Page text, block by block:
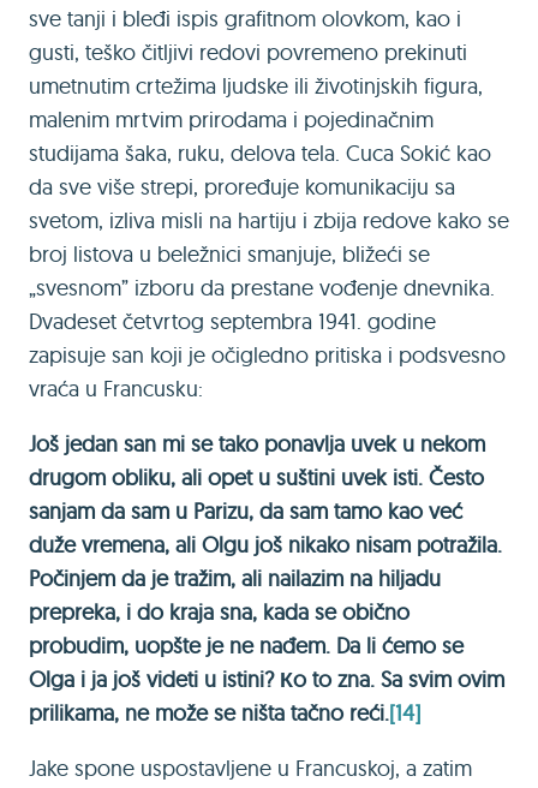
sve tanji i bleđi ispis grafitnom olovkom, kao i
gusti, teško čitljivi redovi povremeno prekinuti
umetnutim crtežima ljudske ili životinjskih figura,
malenim mrtvim prirodama i pojedinačnim
studijama šaka, ruku, delova tela. Cuca Sokić kao
da sve više strepi, proređuje komunikaciju sa
svetom, izliva misli na hartiju i zbija redove kako se
broj listova u beležnici smanjuje, bližeći se
„svesnom” izboru da prestane vođenje dnevnika.
Dvadeset četvrtog septembra 1941. godine
zapisuje san koji je očigledno pritiska i podsvesno
vraća u Francusku:
Još jedan san mi se tako ponavlja uvek u nekom
drugom obliku, ali opet u suštini uvek isti. Često
sanjam da sam u Parizu, da sam tamo kao već
duže vremena, ali Olgu još nikako nisam potražila.
Počinjem da je tražim, ali nailazim na hiljadu
prepreka, i do kraja sna, kada se obično
probudim, uopšte je ne nađem. Da li ćemo se
Olga i ja još videti u istini? Кo to zna. Sa svim ovim
prilikama, ne može se ništa tačno reći.[14]
Jake spone uspostavljene u Francuskoj, a zatim